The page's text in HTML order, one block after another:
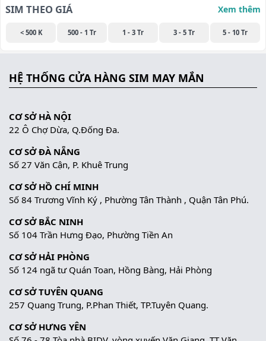
SIM THEO GIÁ Xem thêm
< 500 K 500 - 1 Tr 1 - 3 Tr 3 - 5 Tr 5 - 10 Tr
HỆ THỐNG CỬA HÀNG SIM MAY MẮN
CƠ SỞ HÀ NỘI
22 Ô Chợ Dừa, Q.Đống Đa.
CƠ SỞ ĐÀ NẴNG
Số 27 Văn Cận, P. Khuê Trung
CƠ SỞ HỒ CHÍ MINH
Số 84 Trương Vĩnh Ký , Phường Tân Thành , Quận Tân Phú.
CƠ SỞ BẮC NINH
Số 104 Trần Hưng Đạo, Phường Tiền An
CƠ SỞ HẢI PHÒNG
Số 124 ngã tư Quán Toan, Hồng Bàng, Hải Phòng
CƠ SỞ TUYÊN QUANG
257 Quang Trung, P.Phan Thiết, TP.Tuyên Quang.
CƠ SỞ HƯNG YÊN